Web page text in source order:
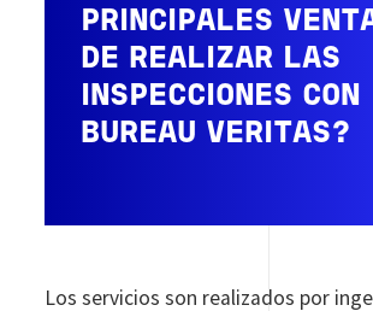
PRINCIPALES
DE REALIZAR LAS
INSPECCIONES CON
BUREAU VERITAS?
Los servicios son realizados por